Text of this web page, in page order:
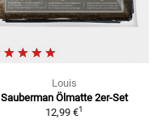
Louis
Sauberman Ölmatte 2er-Set
12,99 €1